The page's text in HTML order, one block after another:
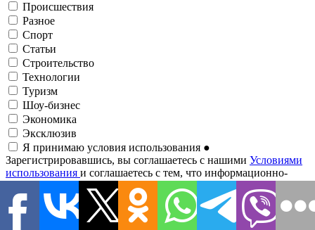
Происшествия
Разное
Спорт
Статьи
Строительство
Технологии
Туризм
Шоу-бизнес
Экономика
Эксклюзив
Я принимаю условия использования ●
Зарегистрировавшись, вы соглашаетесь с нашими Условиями
использования и соглашаетесь с тем, что информационно-
аналитический портал1RRE
может иногда связываться с вами
о событиях, анализах, новостях, предложениях и т. д. по
электронной почте. Рассылки и письма от 1RRE можно найти
по маркетингу партнеров.